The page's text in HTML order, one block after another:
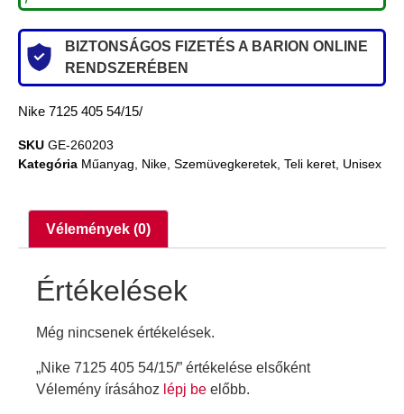
BIZTONSÁGOS FIZETÉS A BARION ONLINE
RENDSZERÉBEN
Nike 7125 405 54/15/
SKU GE-260203
Kategória Műanyag Nike Szemüvegkeretek Teli keret Unisex
Vélemények (0)
Értékelések
Még nincsenek értékelések.
„Nike 7125 405 54/15/” értékelése elsőként
Vélemény írásához lépj be előbb.